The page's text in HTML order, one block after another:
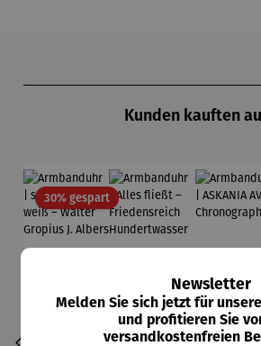
Kunden kauften
30% gespartRabatt
Newsletter
Melden Sie sich jetzt für
und profitieren Sie
versandkostenfreien